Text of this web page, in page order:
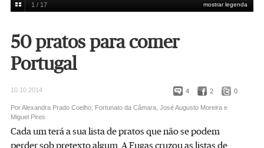
Picadinho de carapau da Taberna da Rua das Flores, em Lisboa.Miguel Manso
mostrar legenda
1 / 17
50 pratos para comer
Portugal
4 2 0
Por Alexandra Prado Coelho, Fortunato da Câmara, José Augusto Moreira e
Miguel Pires
10.10.2014
Cada um terá a sua lista de pratos que não se podem
perder sob pretexto algum. A Fugas cruzou as listas de